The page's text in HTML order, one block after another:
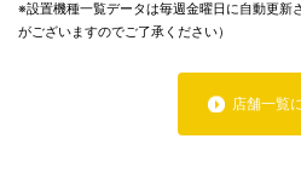
※設置機種一覧データは毎週金曜日に自動更新
がございますのでご了承ください）
店舗一覧